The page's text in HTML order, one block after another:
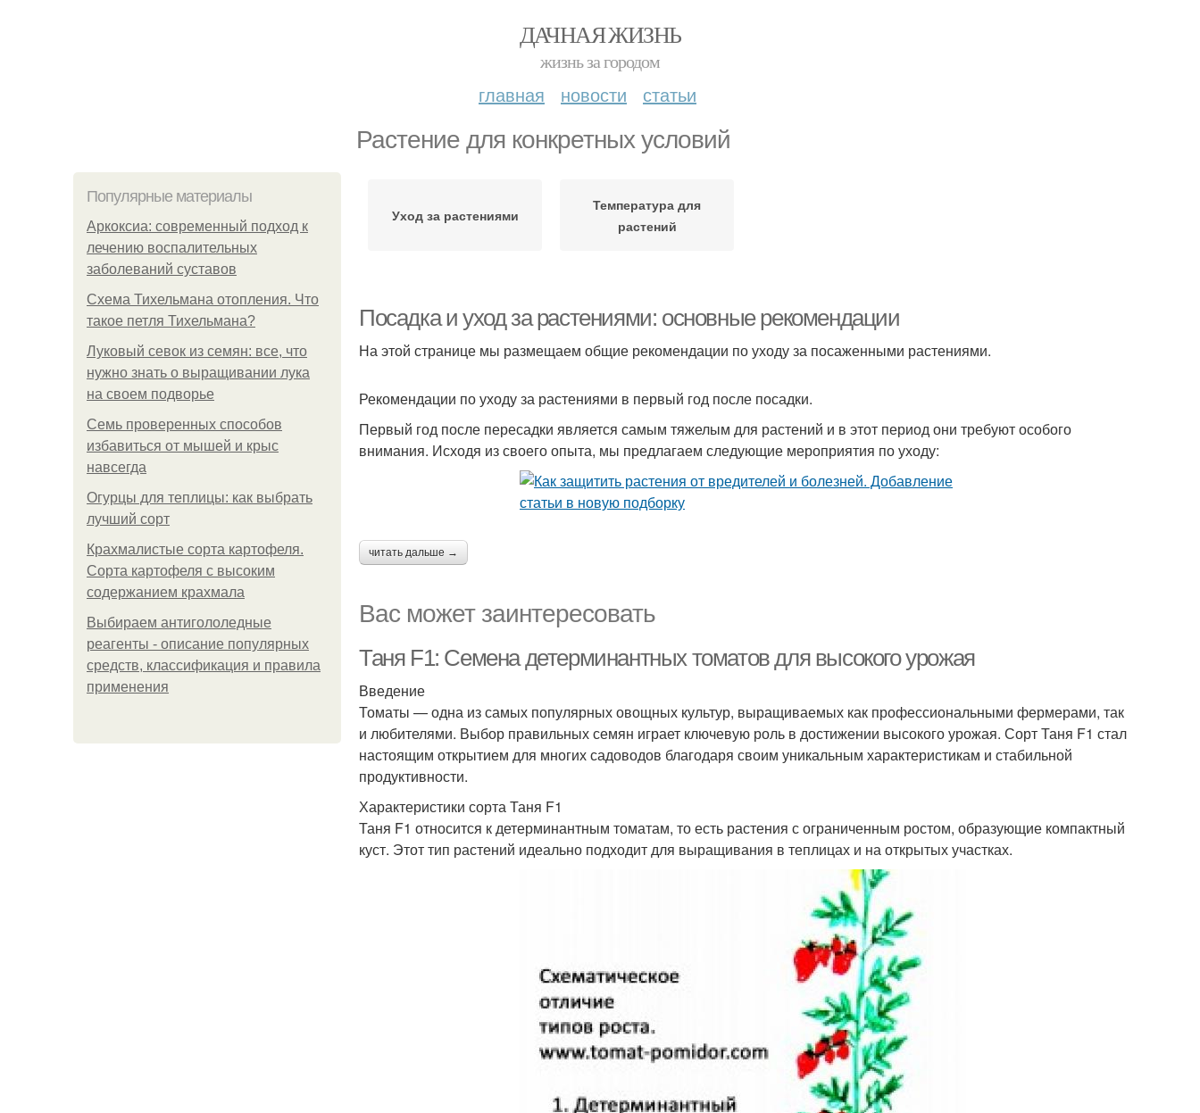
ДАЧНАЯ ЖИЗНЬ
жизнь за городом
главная новости статьи
Растение для конкретных условий
Популярные материалы
Аркоксиа: современный подход к
лечению воспалительных
заболеваний суставов
Схема Тихельмана отопления. Что
такое петля Тихельмана?
Луковый севок из семян: все, что
нужно знать о выращивании лука
на своем подворье
Семь проверенных способов
избавиться от мышей и крыс
навсегда
Огурцы для теплицы: как выбрать
лучший сорт
Крахмалистые сорта картофеля.
Сорта картофеля с высоким
содержанием крахмала
Выбираем антигололедные
реагенты - описание популярных
средств, классификация и правила
применения
Уход за растениями
Температура для
растений
Посадка и уход за растениями: основные рекомендации
На этой странице мы размещаем общие рекомендации по уходу за посаженными растениями.
Рекомендации по уходу за растениями в первый год после посадки.
Первый год после пересадки является самым тяжелым для растений и в этот период они требуют особого
внимания. Исходя из своего опыта, мы предлагаем следующие мероприятия по уходу:
читать дальше →
Вас может заинтересовать
Таня F1: Семена детерминантных томатов для высокого урожая
Введение
Томаты — одна из самых популярных овощных культур, выращиваемых как профессиональными фермерами, так
и любителями. Выбор правильных семян играет ключевую роль в достижении высокого урожая. Сорт Таня F1 стал
настоящим открытием для многих садоводов благодаря своим уникальным характеристикам и стабильной
продуктивности.
Характеристики сорта Таня F1
Таня F1 относится к детерминантным томатам, то есть растения с ограниченным ростом, образующие компактный
куст. Этот тип растений идеально подходит для выращивания в теплицах и на открытых участках.